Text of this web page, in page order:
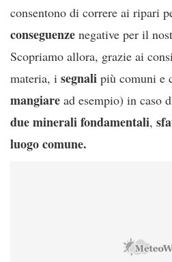
consentono di correre ai ripari
conseguenze negative per il
Scopriamo allora, grazie ai
materia, i segnali più comuni e
mangiare ad esempio) in caso
duemineralifondamentali,
luogo comune.